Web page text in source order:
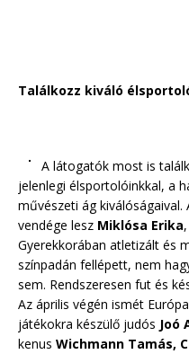
Találkozz kiváló
A látogatók most is
jelenlegi élsportolóinkkal, a
művészeti ág kiválóságaival.
vendége lesz Miklósa Erika
Gyerekkorában atletizált és
színpadán fellépett, nem
sem. Rendszeresen fut és
Az április végén ismét
játékokra készülő judós Joó
kenus Wichmann Tamás,